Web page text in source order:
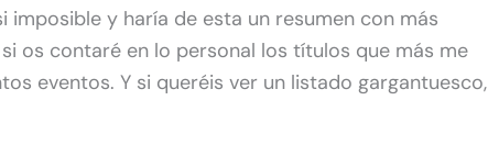
y haría de esta un resumen con más
os contaré en lo personal los títulos que más me
eventos. Y si queréis ver un listado gargantuesco,